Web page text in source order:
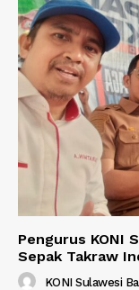
Pengurus KONI
Sepak Takraw
KONI Sulawesi